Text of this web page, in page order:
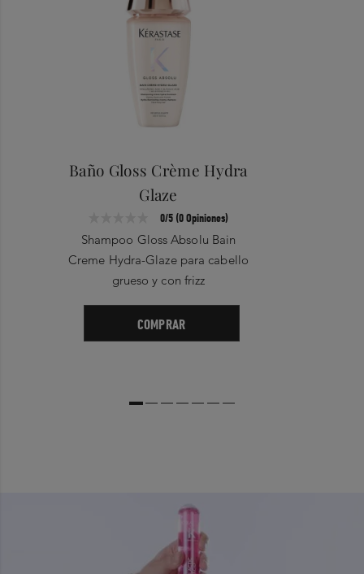
#LIVEYOURLIFEINGLOSS
Baño Gloss Crème Hydra
Glaze
0/5 (0 Opiniones)
Shampoo Gloss Absolu Bain
Creme Hydra-Glaze para cabello
grueso y con frizz
COMPRAR